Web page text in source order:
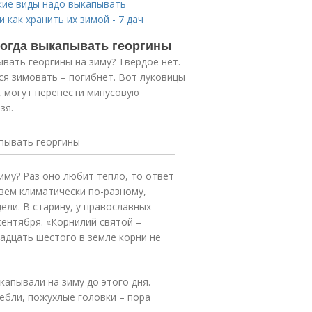
виды надо выкапывать
как хранить их зимой - 7 дач
выкапывать георгины
георгины на зиму? Твёрдое нет.
зимовать – погибнет. Вот луковицы
перенести минусовую
Раз оно любит тепло, то ответ
климатически по-разному,
В старину, у православных
«Корнилий святой –
шестого в земле корни не
на зиму до этого дня.
пожухлые головки – пора